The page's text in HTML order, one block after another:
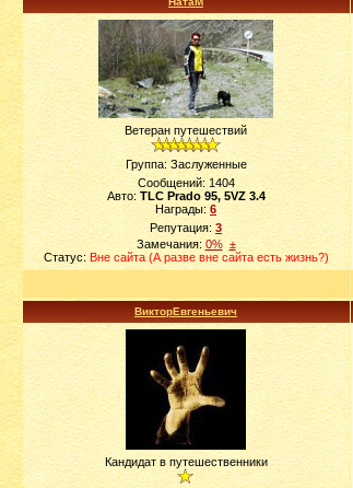
Ветеран путешествий
Группа: Заслуженные
Сообщений: 1404
Авто: TLC Prado 95, 5VZ 3.4
Награды: 6
Репутация:3
Замечания:0% ±
Статус: Вне сайта (А разве вне сайта есть жизнь?)
ВикторЕвгеньевич
Кандидат в путешественники